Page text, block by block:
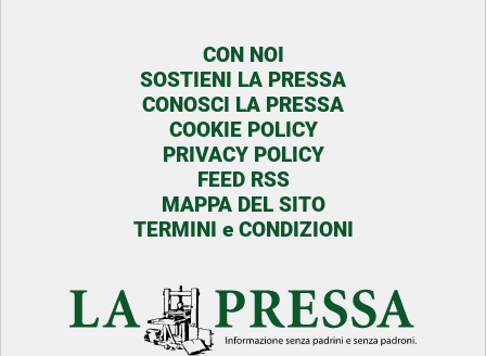
CON NOI
SOSTIENI LA PRESSA
CONOSCI LA PRESSA
COOKIE POLICY
PRIVACY POLICY
FEED RSS
MAPPA DEL SITO
TERMINI e CONDIZIONI